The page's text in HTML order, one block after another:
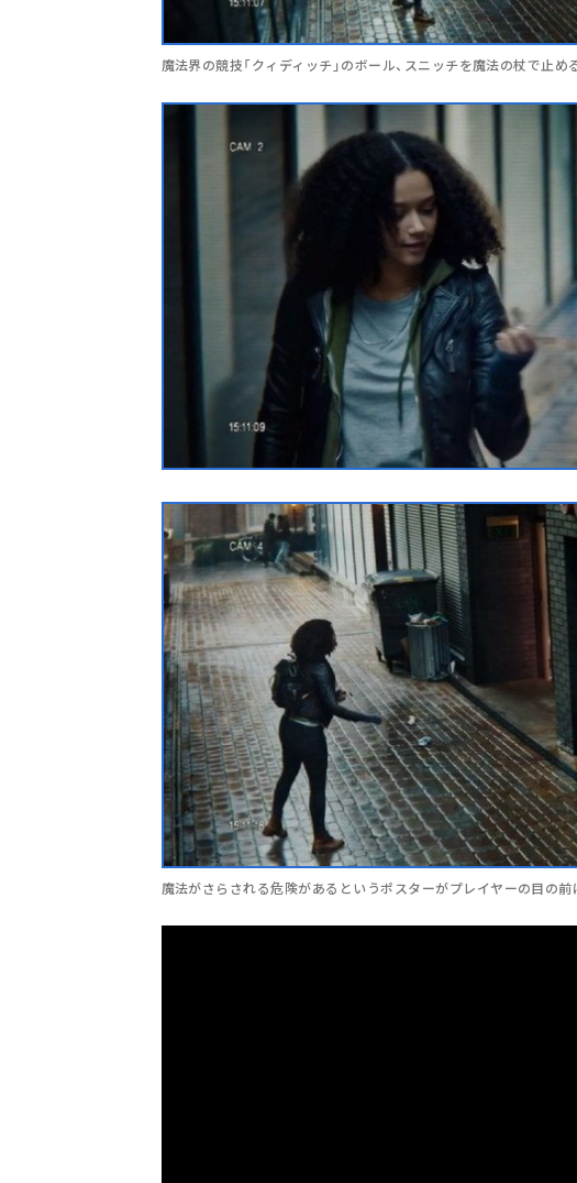
魔法界の競技「クィディッチ」のボール、スニッチを魔法の杖で止め
魔法がさらされる危険があるというポスターがプレイヤーの目の前